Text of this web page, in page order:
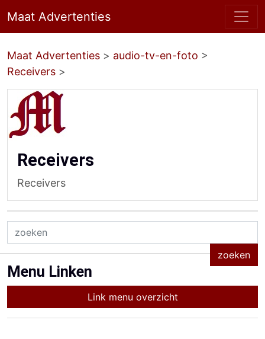
Maat Advertenties
Maat Advertenties > audio-tv-en-foto >
Receivers >
Receivers
Receivers
Menu Linken
Link menu overzicht